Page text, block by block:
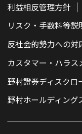
利益相反管理方針
リスク・手数料等説
反社会的勢力への対
カスタマー・ハラス
野村證券ディスクロ
野村ホールディング